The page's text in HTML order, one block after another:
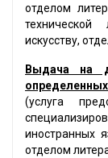
отделом
искусству,
Выдача на
(услуга
иностранных
отделом